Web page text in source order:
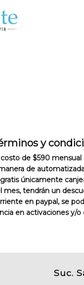
y
de $590 mensual
de
únicamente
mes, tendrán un
en paypal, se
en activaciones y/o
Suc.